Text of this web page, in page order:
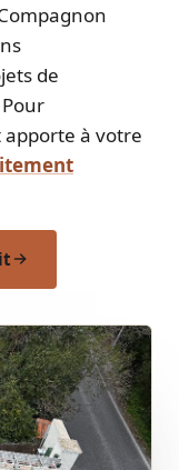
de
à votre